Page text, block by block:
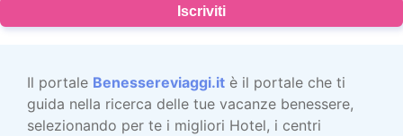
Iscriviti
Il portale Benessereviaggi.it è il portale che ti
guida nella ricerca delle tue vacanze benessere,
selezionando per te i migliori Hotel, i centri